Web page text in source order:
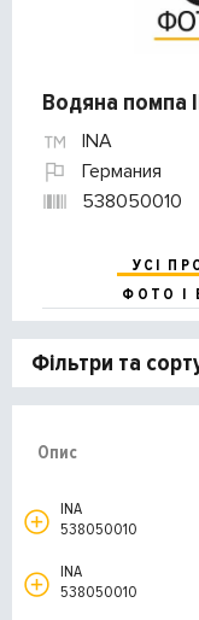
Водяна помпа
INA
Германия
538050010
УСІ
ФОТО І
Фільтри та
Опис
INA
538050010
INA
538050010